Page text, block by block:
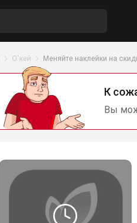
О'кей Меняйте наклейки на
К
Вы